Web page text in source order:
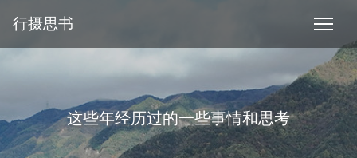
行摄思书
这些年经历过的一些事情和思考